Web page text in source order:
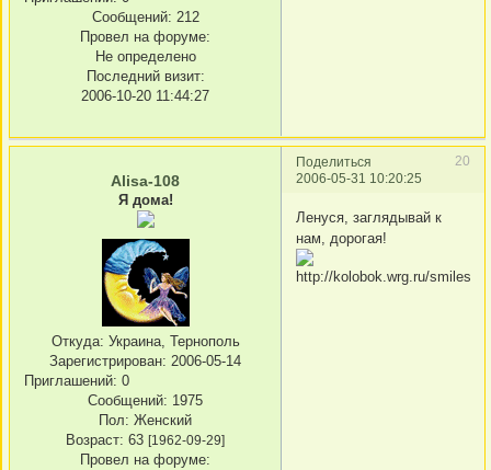
Сообщений: 212
Провел на форуме:
Не определено
Последний визит:
2006-10-20 11:44:27
Поделиться
20
2006-05-31 10:20:25
Alisa-108
Я дома!
Откуда: Украина, Тернополь
Зарегистрирован: 2006-05-14
Приглашений: 0
Сообщений: 1975
Пол: Женский
Возраст: 63 [1962-09-29]
Провел на форуме:
Ленуся, заглядывай к
нам, дорогая!